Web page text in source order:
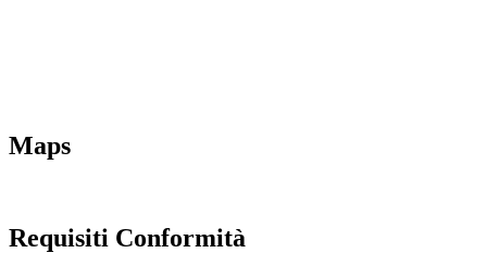
Maps
Requisiti Conformità